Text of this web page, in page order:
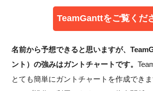
TeamGanttをご覧くだ
名前から予想できると思いますが、
ント）の強みはガントチャートです。
とても簡単にガントチャートを作成でき